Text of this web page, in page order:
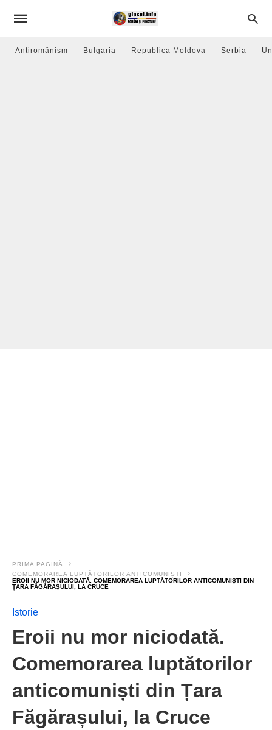
Antiromânism Bulgaria Republica Moldova Serbia
PRIMA PAGINĂ
COMEMORAREA LUPTĂTORILOR ANTICOMUNIȘTI
EROII NU MOR NICIODATĂ. COMEMORAREA LUPTĂTORILOR ANTICOMUNIȘTI DIN
ȚARA FĂGĂRAȘULUI, LA CRUCE
Istorie
Eroii nu mor niciodată.
Comemorarea luptătorilor
anticomuniști din Țara
Făgărașului, la Cruce